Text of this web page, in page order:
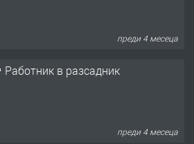
преди 4 месеца
Работник в разсадник
преди 4 месеца